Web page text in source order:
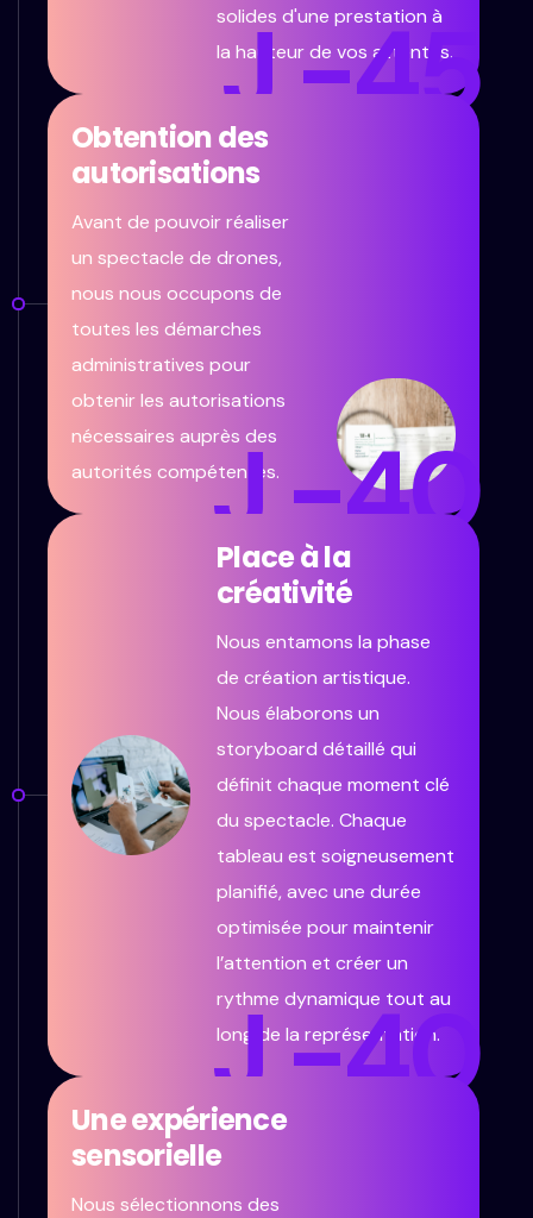
solides d'une prestation à
la hauteur de vos attentes.
J -45
Obtention des
autorisations
Avant de pouvoir réaliser
un spectacle de drones,
nous nous occupons de
toutes les démarches
administratives pour
obtenir les autorisations
nécessaires auprès des
autorités compétentes.J -40
Place à la
créativité
Nous entamons la phase
de création artistique.
Nous élaborons un
storyboard détaillé qui
définit chaque moment clé
du spectacle. Chaque
tableau est soigneusement
planifié, avec une durée
optimisée pour maintenir
l’attention et créer un
rythme dynamique tout au
long de la représentation.
J -40
Une expérience
sensorielle
Nous sélectionnons des